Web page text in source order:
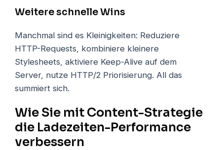
Weitere schnelle Wins
Manchmal sind es Kleinigkeiten: Reduziere
HTTP-Requests, kombiniere kleinere
Stylesheets, aktiviere Keep-Alive auf dem
Server, nutze HTTP/2 Priorisierung. All das
summiert sich.
Wie Sie mit Content-Strategie
die Ladezeiten-Performance
verbessern